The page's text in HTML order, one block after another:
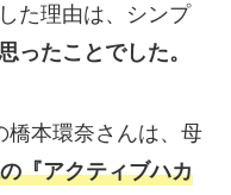
た理由は、シンプ
ったことでした。
橋本環奈さんは、母
『アクティブハカ